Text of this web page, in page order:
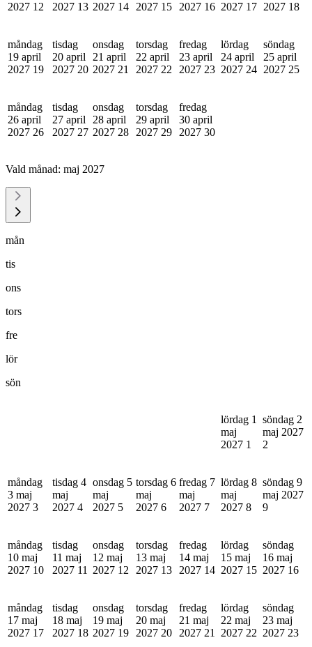
2027 12 2027 13 2027 14 2027 15 2027 16 2027 17 2027 18
måndag
19 april
2027 19
tisdag
20 april
2027 20
onsdag
21 april
2027 21
torsdag
22 april
2027 22
fredag
23 april
2027 23
lördag
24 april
2027 24
söndag
25 april
2027 25
måndag
26 april
2027 26
tisdag
27 april
2027 27
onsdag
28 april
2027 28
torsdag
29 april
2027 29
fredag
30 april
2027 30
Vald månad: maj 2027
mån
tis
ons
tors
fre
lör
sön
lördag 1
maj
2027 1
söndag 2
maj 2027
2
måndag
3 maj
2027 3
tisdag 4
maj
2027 4
onsdag 5
maj
2027 5
torsdag 6
maj
2027 6
fredag 7
maj
2027 7
lördag 8
maj
2027 8
söndag 9
maj 2027
9
måndag
10 maj
2027 10
tisdag
11 maj
2027 11
onsdag
12 maj
2027 12
torsdag
13 maj
2027 13
fredag
14 maj
2027 14
lördag
15 maj
2027 15
söndag
16 maj
2027 16
måndag
17 maj
2027 17
tisdag
18 maj
2027 18
onsdag
19 maj
2027 19
torsdag
20 maj
2027 20
fredag
21 maj
2027 21
lördag
22 maj
2027 22
söndag
23 maj
2027 23